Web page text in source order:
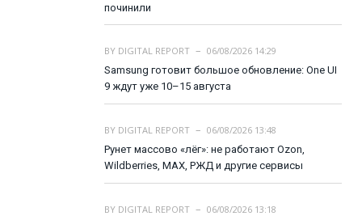
починили
BY DIGITAL REPORT
06/08/2026 14:29
Samsung готовит большое обновление: One UI
9 ждут уже 10–15 августа
BY DIGITAL REPORT
06/08/2026 13:48
Рунет массово «лёг»: не работают Ozon,
Wildberries, MAX, РЖД и другие сервисы
BY DIGITAL REPORT
06/08/2026 13:18